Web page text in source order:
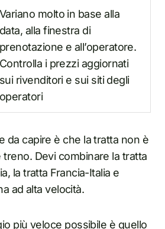
Variano molto in base alla
data, alla finestra di
prenotazione e all’operatore.
Controlla i prezzi aggiornati
sui rivenditori e sui siti degli
operatori
da capire è che la tratta non è
Devi combinare la tratta
la tratta Francia-Italia e
ad alta velocità.
più veloce possibile è quello